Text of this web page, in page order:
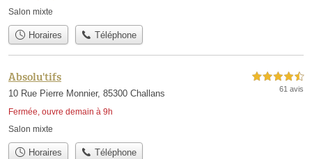
Salon mixte
Horaires Téléphone
Absolu'tifs
10 Rue Pierre Monnier, 85300 Challans
Fermée, ouvre demain à 9h
4,5 étoiles sur 5
61 avis
Salon mixte
Horaires Téléphone